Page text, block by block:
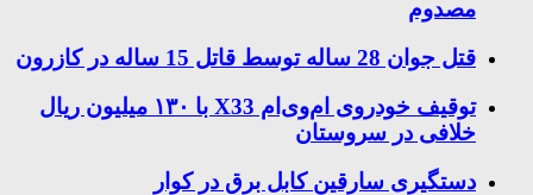
مصدوم
قتل جوان 28 ساله توسط قاتل 15 ساله در کازرون
توقیف خودروی ام‌وی‌ام X33 با ۱۳۰ میلیون ریال
خلافی در سروستان
دستگیری سارقین کابل برق در کوار